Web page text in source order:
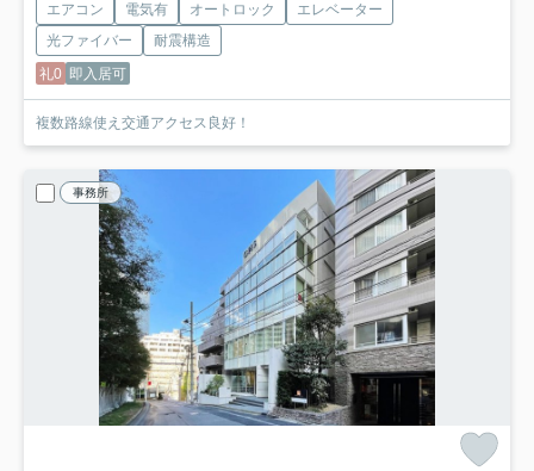
エアコン 電気有 オートロック
エレベーター
光ファイバー
耐震構造
礼0 即入居可
複数路線使え交通アクセス良好！
事務所